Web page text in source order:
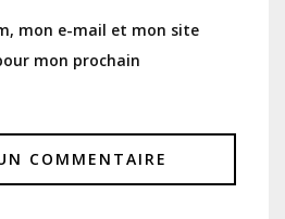
mon e-mail et mon site
mon prochain